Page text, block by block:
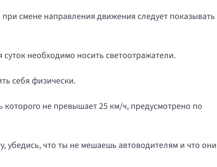
смене направления движения следует показывать
необходимо носить светоотражатели.
себя физически.
не превышает 25 км/ч, предусмотрено по
убедись, что ты не мешаешь автоводителям и что они